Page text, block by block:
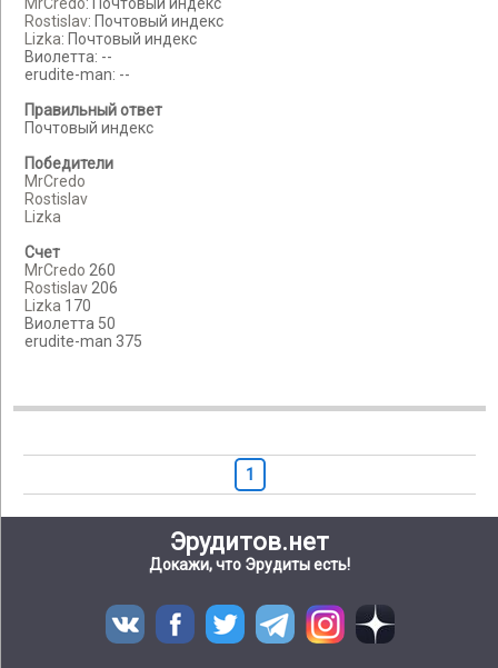
MrCredo: Почтовый индекс
Rostislav: Почтовый индекс
Lizka: Почтовый индекс
Виолетта: --
erudite-man: --
Правильный ответ
Почтовый индекс
Победители
MrCredo
Rostislav
Lizka
Счет
MrCredo 260
Rostislav206
Lizka 170
Виолетта 50
erudite-man 375
1
Эрудитов.нет
Докажи, что Эрудиты есть!